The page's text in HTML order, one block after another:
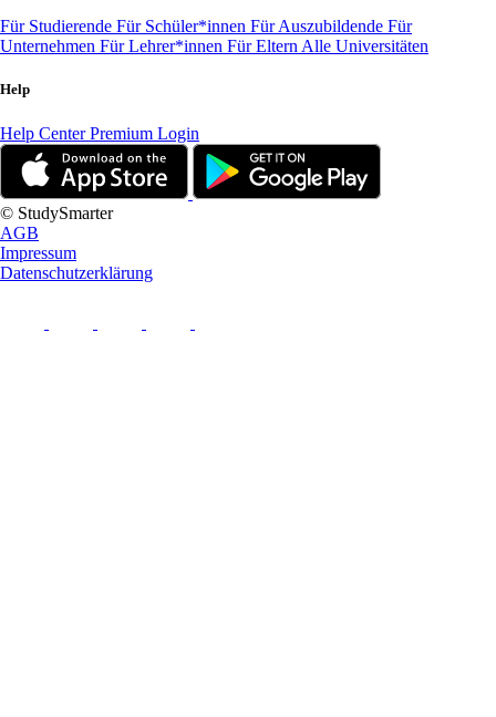
Für Studierende Für Schüler*innen Für Auszubildende Für
Unternehmen Für Lehrer*innen Für Eltern Alle Universitäten
Help
Help CenterPremium Login
© StudySmarter
AGB
Impressum
Datenschutzerklärung